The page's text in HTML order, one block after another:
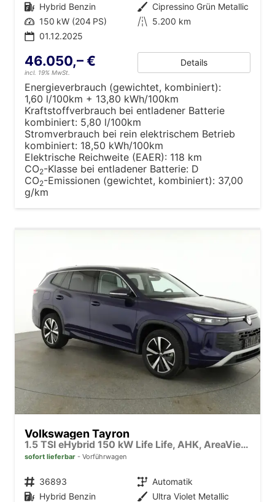
Kraftstoff Hybrid Benzin Außenfarbe Cipressino Grün Metallic
Leistung 150 kW (204 PS) Kilometerstand 5.200 km
01.12.2025
46.050,– €
incl. 19% MwSt.
Details
Energieverbrauch (gewichtet, kombiniert):
1,60 l/100km + 13,80 kWh/100km
Kraftstoffverbrauch bei entladener Batterie
kombiniert: 5,80 l/100km
Stromverbrauch bei rein elektrischem Betrieb
kombiniert: 18,50 kWh/100km
Elektrische Reichweite (EAER): 118 km
CO2-Klasse bei entladener Batterie: D
CO2-Emissionen (gewichtet, kombiniert): 37,00
g/km
Volkswagen Tayron
1.5 TSI eHybrid 150 kW Life Life, AHK, AreaView, Side, Navi, Winter, 5-J. Garantie
sofort lieferbar Vorführwagen
Fahrzeugnr. 36893 Getriebe Automatik
Kraftstoff Hybrid Benzin Außenfarbe Ultra Violet Metallic